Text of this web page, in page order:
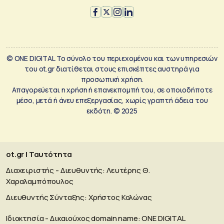
© ONE DIGITAL Το σύνολο του περιεχομένου και των υπηρεσιών
του ot.gr διατίθεται στους επισκέπτες αυστηρά για
προσωπική χρήση.
Απαγορεύεται η χρήση ή επανεκπομπή του, σε οποιοδήποτε
μέσο, μετά ή άνευ επεξεργασίας, χωρίς γραπτή άδεια του
εκδότη. © 2025
ot.gr | Ταυτότητα
Διαχειριστής - Διευθυντής: Λευτέρης Θ.
Χαραλαμπόπουλος
Διευθυντής Σύνταξης: Χρήστος Κολώνας
Ιδιοκτησία - Δικαιούχος domain name: ΟΝΕ DIGITAL